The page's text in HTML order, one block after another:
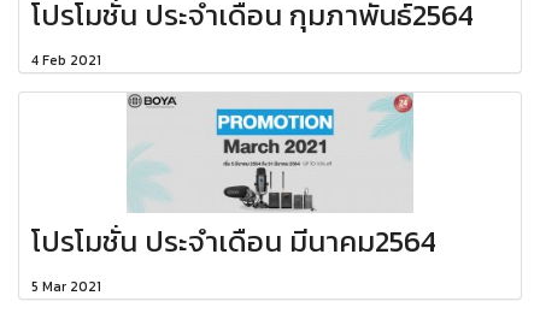
โปรโมชั่น ประจำเดือน กุมภาพันธ์2564
4 Feb 2021
โปรโมชั่น ประจำเดือน มีนาคม2564
5 Mar 2021